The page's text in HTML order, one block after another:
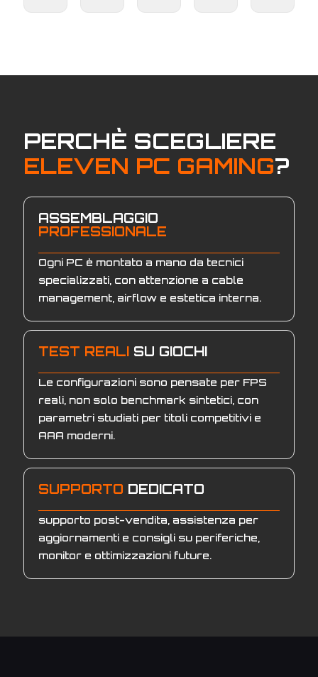
PERCHÈ SCEGLIERE
ELEVEN PC GAMING?
ASSEMBLAGGIO
PROFESSIONALE
Ogni PC è montato a mano da tecnici
specializzati, con attenzione a cable
management, airflow e estetica interna.
TEST REALI SU GIOCHI
Le configurazioni sono pensate per FPS
reali, non solo benchmark sintetici, con
parametri studiati per titoli competitivi e
AAA moderni.
SUPPORTO DEDICATO
supporto post-vendita, assistenza per
aggiornamenti e consigli su periferiche,
monitor e ottimizzazioni future.